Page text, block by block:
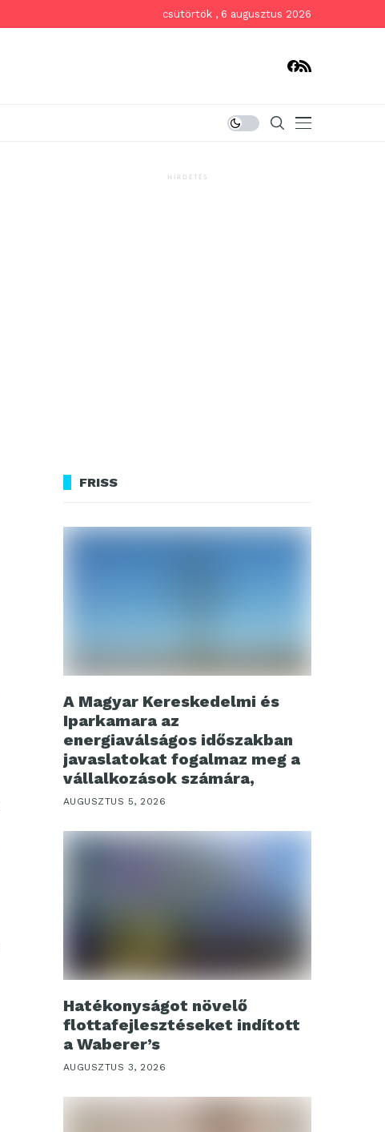
csütörtök , 6 augusztus 2026
HIRDETÉS
FRISS
A Magyar Kereskedelmi és
Iparkamara az
energiaválságos időszakban
javaslatokat fogalmaz meg a
vállalkozások számára,
AUGUSZTUS 5, 2026
Hatékonyságot növelő
flottafejlesztéseket indított
a Waberer’s
AUGUSZTUS 3, 2026